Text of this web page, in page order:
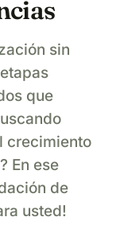
sin
que
crecimiento
En ese
de
usted!